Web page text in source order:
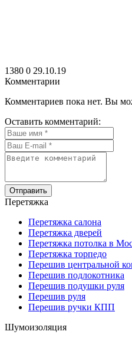
1380 0 29.10.19
Комментарии
Комментариев пока нет. Вы
Оставить комментарий:
Отправить
Перетяжка
Перетяжка салона
Перетяжка дверей
Перетяжка потолка в
Перетяжка торпедо
Перешив центральной
Перешив подлокотника
Перешив подушки руля
Перешив руля
Перешив ручки КПП
Шумоизоляция